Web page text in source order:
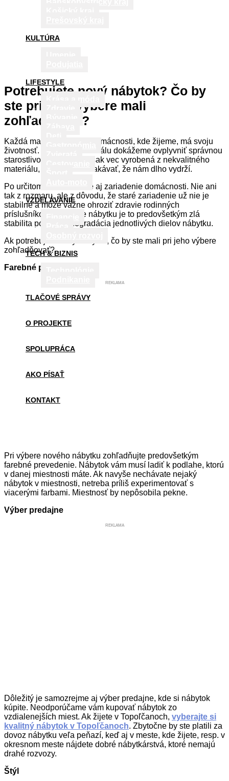
KULTÚRA
LIFESTYLE
VZDELÁVANIE
TECH & BIZNIS
TLAČOVÉ SPRÁVY
O PROJEKTE
SPOLUPRÁCA
AKO PÍSAŤ
KONTAKT
Potrebujete nový nábytok? Čo by
ste pri jeho výbere mali
zohľadňovať?
Každá materiálna vec v domácnosti, kde žijeme, má svoju
životnosť. Životnosť materiálu dokážeme ovplyvniť správnou
starostlivosťou. Keď je však vec vyrobená z nekvalitného
materiálu, nemôžeme očakávať, že nám dlho vydrží.
Po určitom čase meníme aj zariadenie domácnosti. Nie ani
tak z rozmaru, ale z dôvodu, že staré zariadenie už nie je
stabilné a môže vážne ohroziť zdravie rodinných
príslušníkov. V prípade nábytku je to predovšetkým zlá
stabilita postupná degradácia jednotlivých dielov nábytku.
Ak potrebujete nový nábytok, čo by ste mali pri jeho výbere
zohľadňovať?
Farebné prevedenie
REKLAMA
Pri výbere nového nábytku zohľadňujte predovšetkým
farebné prevedenie. Nábytok vám musí ladiť k podlahe, ktorú
v danej miestnosti máte. Ak navyše nechávate nejaký
nábytok v miestnosti, netreba príliš experimentovať s
viacerými farbami. Miestnosť by nepôsobila pekne.
Výber predajne
REKLAMA
Dôležitý je samozrejme aj výber predajne, kde si nábytok
kúpite. Neodporúčame vám kupovať nábytok zo
vzdialenejších miest. Ak žijete v Topoľčanoch, vyberajte si
kvalitný nábytok v Topoľčanoch. Zbytočne by ste platili za
dovoz nábytku veľa peňazí, keď aj v meste, kde žijete, resp. v
okresnom meste nájdete dobré nábytkárstvá, ktoré nemajú
drahé rozvozy.
Štýl